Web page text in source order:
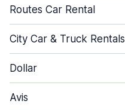
Routes Car Rental
City Car & Truck Rentals
Dollar
Avis